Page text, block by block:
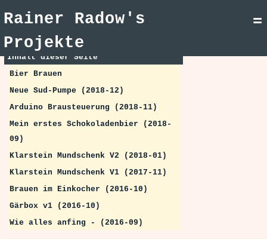
Rainer Radow's
Projekte
=
Inhalt dieser Seite
Bier Brauen
Neue Sud-Pumpe (2018-12)
Arduino Brausteuerung (2018-11)
Mein erstes Schokoladenbier (2018-
09)
Klarstein Mundschenk V2 (2018-01)
Klarstein Mundschenk V1 (2017-11)
Brauen im Einkocher (2016-10)
Gärbox v1 (2016-10)
Wie alles anfing - (2016-09)